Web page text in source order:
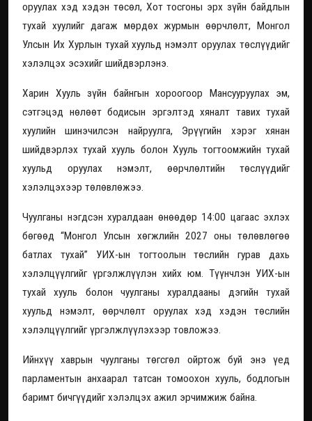
оруулах хэд хэдэн төсөл, Хот тосгоны эрх зүйн байдлын
тухай хуулийг дагаж мөрдөх журмын өөрчлөлт, Монгол
Улсын Их Хурлын тухай хуульд нэмэлт оруулах төслүүдийг
хэлэлцэх эсэхийг шийдвэрлэнэ.
Харин Хууль зүйн байнгын хороогоор Мансууруулах эм,
сэтгэцэд нөлөөт бодисын эргэлтэд хяналт тавих тухай
хуулийн шинэчилсэн найруулга, Эрүүгийн хэрэг хянан
шийдвэрлэх тухай хууль болон Хууль тогтоомжийн тухай
хуульд оруулах нэмэлт, өөрчлөлтийн төслүүдийг
хэлэлцэхээр төлөвлөжээ.
Чуулганы нэгдсэн хуралдаан өнөөдөр 14:00 цагаас эхлэх
бөгөөд “Монгол Улсын хөгжлийн 2027 оны төлөвлөгөө
батлах тухай” УИХ-ын тогтоолын төслийн гурав дахь
хэлэлцүүлгийг үргэлжлүүлэн хийх юм. Түүнчлэн УИХ-ын
тухай хууль болон чуулганы хуралдааны дэгийн тухай
хуульд нэмэлт, өөрчлөлт оруулах хэд хэдэн төслийн
хэлэлцүүлгийг үргэлжлүүлэхээр товложээ.
Ийнхүү хаврын чуулганы төгсгөл ойртож буй энэ үед
парламентын анхаарал татсан томоохон хууль, бодлогын
баримт бичгүүдийг хэлэлцэх ажил эрчимжиж байна.